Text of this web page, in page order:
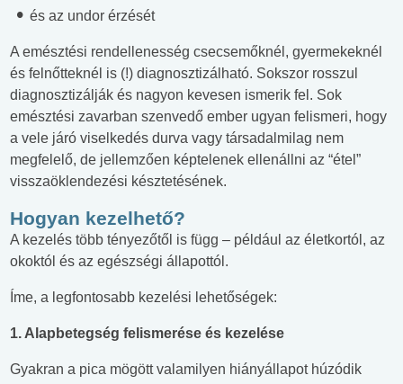
és az undor érzését
A emésztési rendellenesség csecsemőknél, gyermekeknél
és felnőtteknél is (!) diagnosztizálható. Sokszor rosszul
diagnosztizálják és nagyon kevesen ismerik fel. Sok
emésztési zavarban szenvedő ember ugyan felismeri, hogy
a vele járó viselkedés durva vagy társadalmilag nem
megfelelő, de jellemzően képtelenek ellenállni az “étel”
visszaöklendezési késztetésének.
Hogyan kezelhető?
A kezelés több tényezőtől is függ – például az életkortól, az
okoktól és az egészségi állapottól.
Íme, a legfontosabb kezelési lehetőségek:
1. Alapbetegség felismerése és kezelése
Gyakran a pica mögött valamilyen hiányállapot húzódik